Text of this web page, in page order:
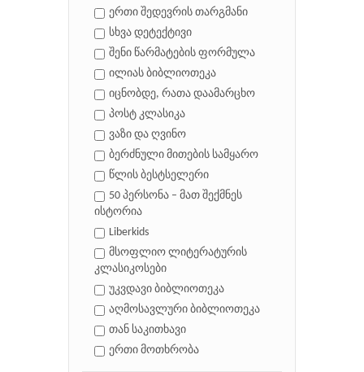
ერთი შედევრის თარგმანი
სხვა დეტექტივი
შენი წარმატების ფორმულა
ილიას ბიბლიოთეკა
იცნობდე, რათა დაამარცხო
პოსტ კლასიკა
ვაზი და ღვინო
ბერძნული მითების სამყარო
წლის ბესტსელერი
50 პერსონა – მათ შექმნეს
ისტორია
Liberkids
მსოფლიო ლიტერატურის
კლასიკოსები
უკვდავი ბიბლიოთეკა
აღმოსავლური ბიბლიოთეკა
თან საკითხავი
ერთი მოთხრობა